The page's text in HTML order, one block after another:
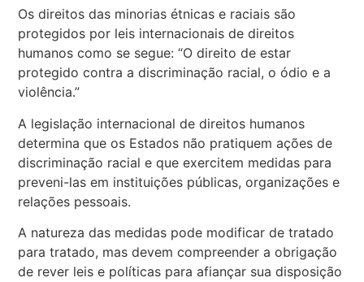
Os direitos das minorias étnicas e raciais são
protegidos por leis internacionais de direitos
humanos como se segue: “O direito de estar
protegido contra a discriminação racial, o ódio e a
violência.”
A legislação internacional de direitos humanos
determina que os Estados não pratiquem ações de
discriminação racial e que exercitem medidas para
preveni-las em instituições públicas, organizações e
relações pessoais.
A natureza das medidas pode modificar de tratado
para tratado, mas devem compreender a obrigação
de rever leis e políticas para afiançar sua disposição